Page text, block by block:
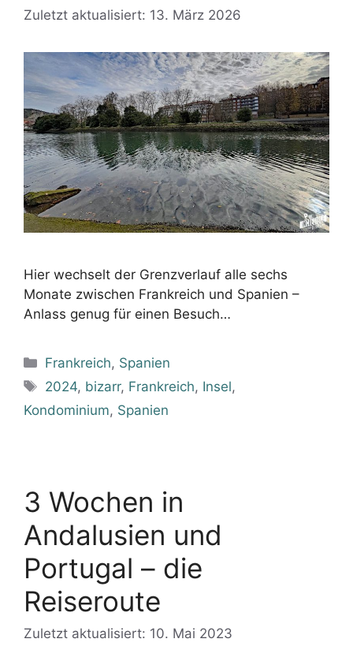
Zuletzt aktualisiert: 13. März 2026
Hier wechselt der Grenzverlauf alle sechs
Monate zwischen Frankreich und Spanien –
Anlass genug für einen Besuch…
Kategorien
Frankreich, Spanien
Schlagwörter
2024, bizarr, Frankreich, Insel,
Kondominium, Spanien
3 Wochen in
Andalusien und
Portugal – die
Reiseroute
Zuletzt aktualisiert: 10. Mai 2023